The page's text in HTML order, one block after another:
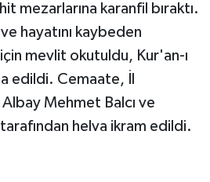
mezarlarına karanfil bıraktı.
hayatını kaybeden
mevlit okutuldu, Kur'an-ı
edildi. Cemaate, İl
Albay Mehmet Balcı ve
helva ikram edildi.